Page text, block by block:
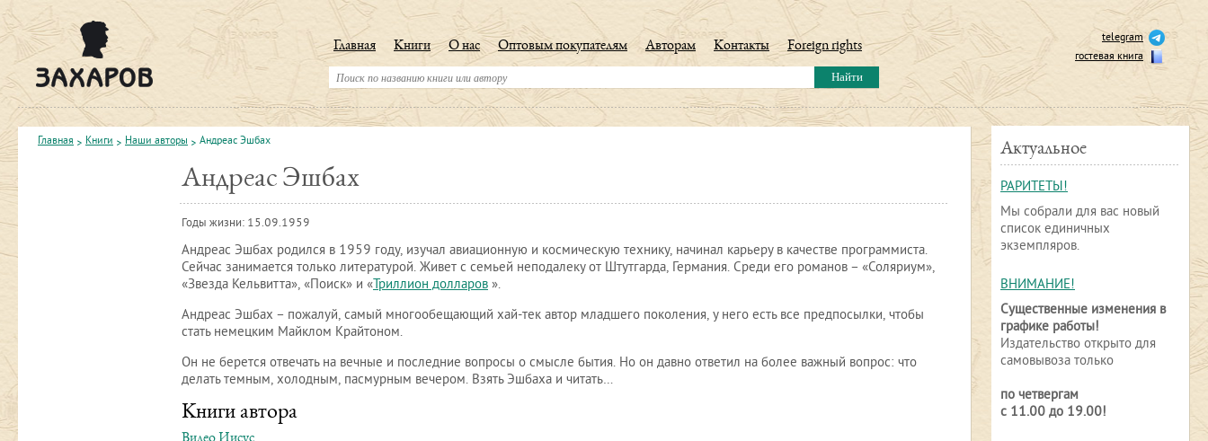
telegram
гостевая книга
Главная Книги О нас Оптовым покупателям Авторам Контакты Foreign rights
Главная Книги Наши авторы Андреас Эшбах
Андреас Эшбах
Годы жизни: 15.09.1959
Андреас Эшбах родился в 1959 году, изучал авиационную и космическую технику, начинал карьеру в качестве программиста.
Сейчас занимается только литературой. Живет с семьей неподалеку от Штутгарда, Германия. Среди его романов – «Соляриум»,
«Звезда Кельвитта», «Поиск» и «Триллион долларов ».
Андреас Эшбах – пожалуй, самый многообещающий хай-тек автор младшего поколения, у него есть все предпосылки, чтобы
стать немецким Майклом Крайтоном.
Он не берется отвечать на вечные и последние вопросы о смысле бытия. Но он давно ответил на более важный вопрос: что
делать темным, холодным, пасмурным вечером. Взять Эшбаха и читать…
Книги автора
Актуальное
РАРИТЕТЫ!
Мы собрали для вас новый
список единичных
экземпляров.
ВНИМАНИЕ!
Существенные изменения в
графике работы!
Издательство открыто для
самовывоза только
по четвергам
с 11.00 до 19.00!